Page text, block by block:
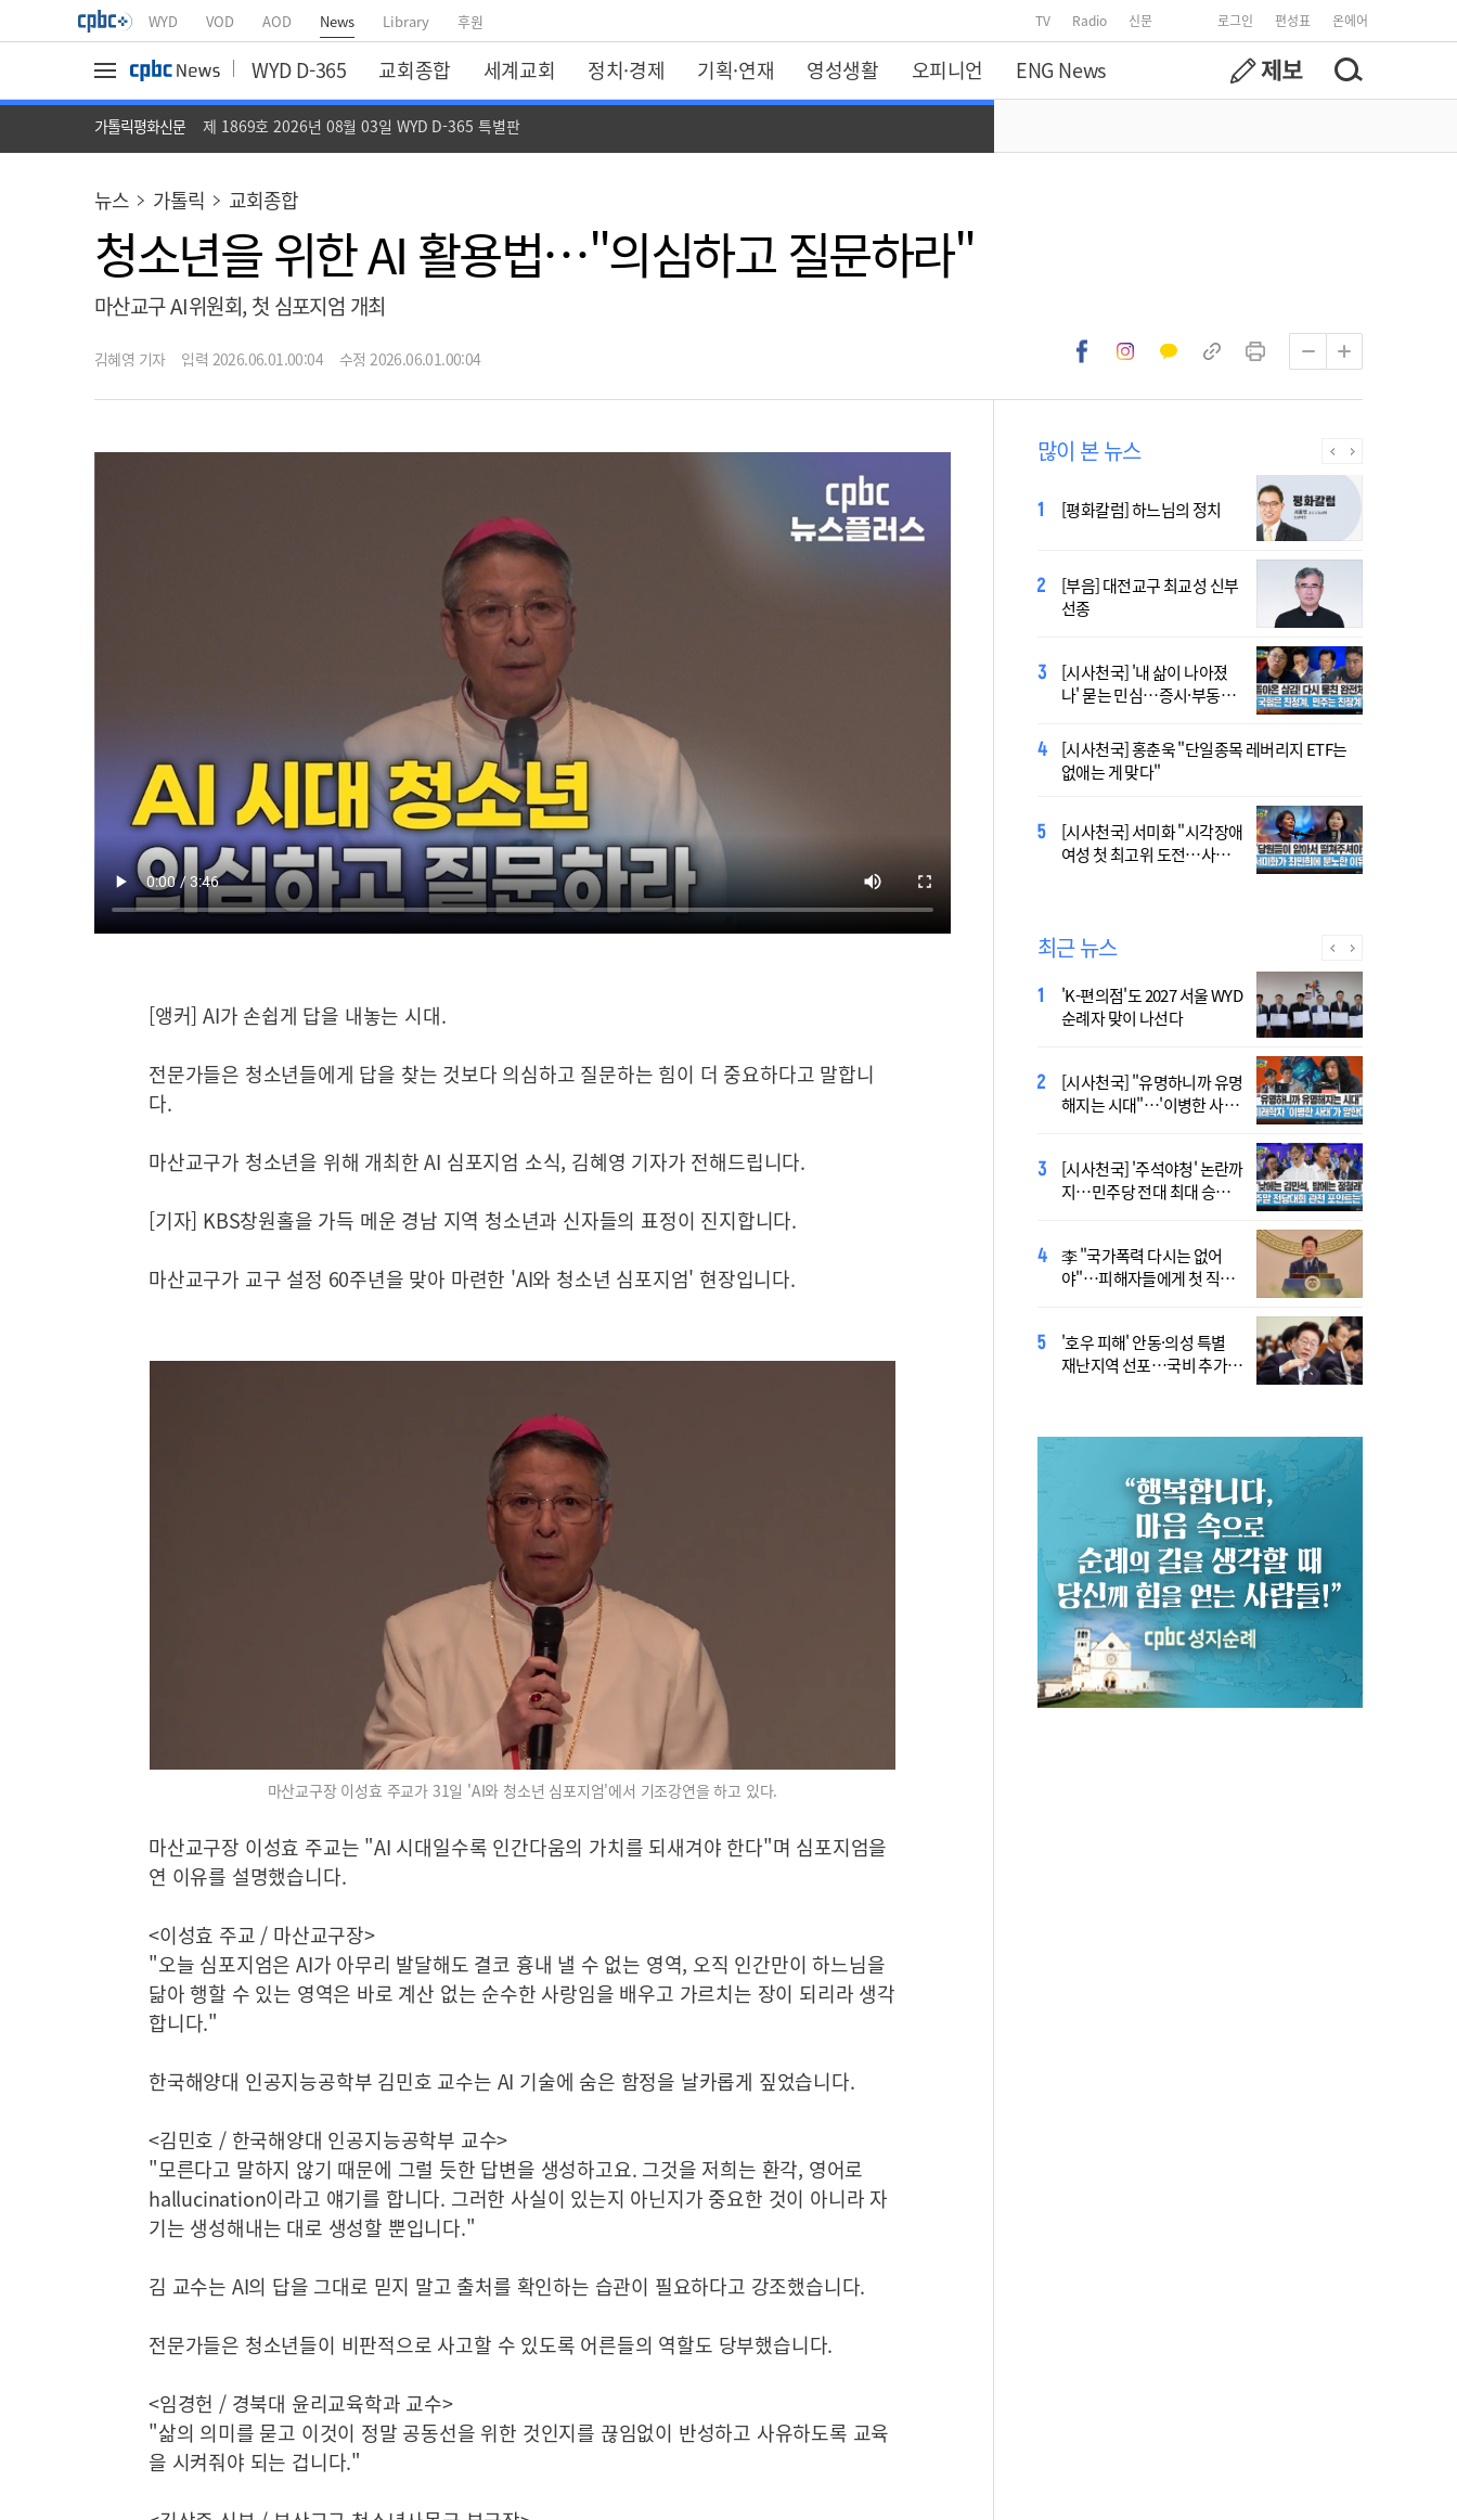
WYD VOD AOD News Library 후원 TV Radio 신문 로그인 편성표 온에어
WYD D-365 교회종합 세계교회 정치·경제 기획·연재 영성생활 오피니언 ENG News
가톨릭평화신문 제 1869호 2026년 08월 03일 WYD D-365 특별판
뉴스 가톨릭 교회종합
청소년을 위한 AI 활용법…"의심하고 질문하라"
마산교구 AI위원회, 첫 심포지엄 개최
김혜영 기자 입력 2026.06.01.00:04 수정 2026.06.01.00:04
[앵커] AI가 손쉽게 답을 내놓는 시대.
전문가들은 청소년들에게 답을 찾는 것보다 의심하고 질문하는 힘이 더 중요하다고 말합니
다.
마산교구가 청소년을 위해 개최한 AI 심포지엄 소식, 김혜영 기자가 전해드립니다.
[기자] KBS창원홀을 가득 메운 경남 지역 청소년과 신자들의 표정이 진지합니다.
마산교구가 교구 설정 60주년을 맞아 마련한 'AI와 청소년 심포지엄' 현장입니다.
마산교구장 이성효 주교가 31일 'AI와 청소년 심포지엄'에서 기조강연을 하고 있다.
마산교구장 이성효 주교는 "AI 시대일수록 인간다움의 가치를 되새겨야 한다"며 심포지엄을
연 이유를 설명했습니다.
<이성효 주교 / 마산교구장>
"오늘 심포지엄은 AI가 아무리 발달해도 결코 흉내 낼 수 없는 영역, 오직 인간만이 하느님을
닮아 행할 수 있는 영역은 바로 계산 없는 순수한 사랑임을 배우고 가르치는 장이 되리라 생각
합니다."
한국해양대 인공지능공학부 김민호 교수는 AI 기술에 숨은 함정을 날카롭게 짚었습니다.
<김민호 / 한국해양대 인공지능공학부 교수>
"모른다고 말하지 않기 때문에 그럴 듯한 답변을 생성하고요. 그것을 저희는 환각, 영어로
hallucination이라고 얘기를 합니다. 그러한 사실이 있는지 아닌지가 중요한 것이 아니라 자
기는 생성해내는 대로 생성할 뿐입니다."
김 교수는 AI의 답을 그대로 믿지 말고 출처를 확인하는 습관이 필요하다고 강조했습니다.
전문가들은 청소년들이 비판적으로 사고할 수 있도록 어른들의 역할도 당부했습니다.
<임경헌 / 경북대 윤리교육학과 교수>
"삶의 의미를 묻고 이것이 정말 공동선을 위한 것인지를 끊임없이 반성하고 사유하도록 교육
을 시켜줘야 되는 겁니다."
많이 본 뉴스
[평화칼럼] 하느님의 정치
[부음] 대전교구 최교성 신부
선종
[시사천국] '내 삶이 나아졌
나' 묻는 민심…증시·부동산
[시사천국] 홍춘욱 "단일종목 레버리지 ETF는
없애는 게 맞다"
[시사천국] 서미화 "시각장애
여성 첫 최고위 도전…사회
2027 서울 WYD 공식 주제가
오늘 공개…한국인 곡 선정
2027 서울 세계청년대회 주
제가 공개…희망의 선율 울
대전신학교 유학 사제, 중국
최연소 주교 됐다
[시사천국] 서범수 '돌려차기'
발언 파장…"사석에서도 안
433곡 뚫은 한국 청년의 노
래…2027 서울 WYD 공식 주
최근 뉴스
'K-편의점'도 2027 서울 WYD
순례자 맞이 나선다
[시사천국] "유명하니까 유명
해지는 시대"…'이병한 사
[시사천국] '주석야청' 논란까
지…민주당 전대 최대 승부
李 "국가폭력 다시는 없어
야"…피해자들에게 첫 직접
'호우 피해' 안동·의성 특별
재난지역 선포…국비 추가
폭염 '뉴 노멀' 시대..."한 단계
높은 수준의 폭염"
[사제인사] 안동교구, 10일
부
'식중독 발생 9월이 가장 많
아'
정동영 "'조선' 호명 부르기
공론화 후에"…원로들 "이름
Official Theme Song for
WYD Seoul 2027 Released